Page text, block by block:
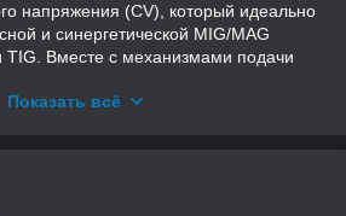
напряжения (CV), который идеально
и синергетической MIG/MAG
TIG. Вместе с механизмами подачи
потребностям и требованиям
блок охлаждения Cool X.
Показать всё